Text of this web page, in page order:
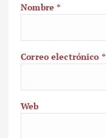
Nombre*
Correo electrónico *
Web